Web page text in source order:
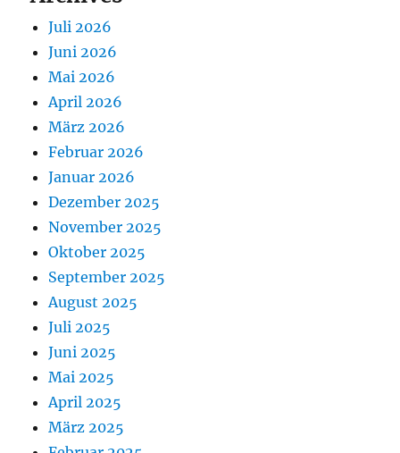
Juli 2026
Juni 2026
Mai 2026
April 2026
März 2026
Februar 2026
Januar 2026
Dezember 2025
November 2025
Oktober 2025
September 2025
August 2025
Juli 2025
Juni 2025
Mai 2025
April 2025
März 2025